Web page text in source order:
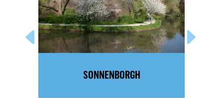
SONNENBORGH